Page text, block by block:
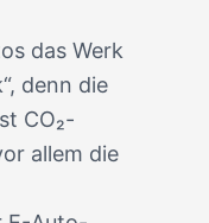
das Werk
denn die
CO₂-
allem die